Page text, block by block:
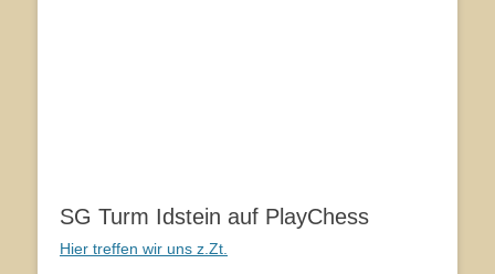
SG Turm Idstein auf PlayChess
Hier treffen wir uns z.Zt.